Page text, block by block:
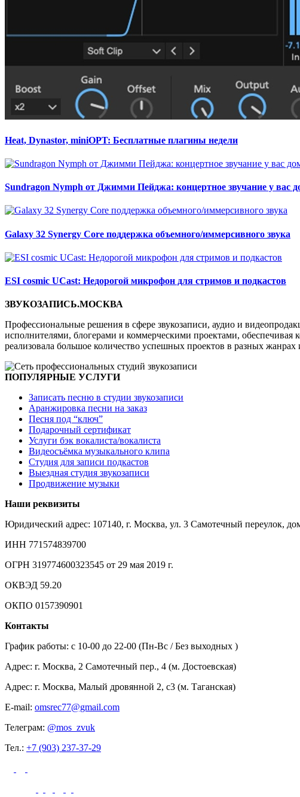
Heat, Dynastor, miniOPT: Бесплатные плагины недели
Sundragon Nymph от Джимми Пейджа: концертное звучание у вас
Galaxy 32 Synergy Core поддержка объемного/иммерсивного звука
ESI cosmic UCast: Недорогой микрофон для стримов и подкастов
ЗВУКОЗАПИСЬ.МОСКВА
Профессиональные решения в сфере звукозаписи, аудио и
исполнителями, блогерами и коммерческими проектами,
реализовала большое количество успешных проектов в разных жанрах
ПОПУЛЯРНЫЕ УСЛУГИ
Записать песню в студии звукозаписи
Аранжировка песни на заказ
Песня под “ключ”
Подарочный сертификат
Услуги бэк вокалиста/вокалиста
Видеосъёмка музыкального клипа
Студия для записи подкастов
Выездная студия звукозаписи
Продвижение музыки
Наши реквизиты
Юридический адрес: 107140, г. Москва, ул. 3 Самотечный переулок,
ИНН 771574839700
ОГРН 319774600323545 от 29 мая 2019 г.
ОКВЭД 59.20
ОКПО 0157390901
Контакты
График работы: c 10-00 до 22-00 (Пн-Вс / Без выходных )
Адрес: г. Москва, 2 Самотечный пер., 4 (м. Достоевская)
Адрес: г. Москва, Малый дровянной 2, с3 (м. Таганская)
E-mail: omsrec77@gmail.com
Телеграм: @mos_zvuk
Тел.: +7 (903) 237-37-29